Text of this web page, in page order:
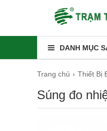
DANH MỤC
Trang chủ Thiết Bị
Súng đo